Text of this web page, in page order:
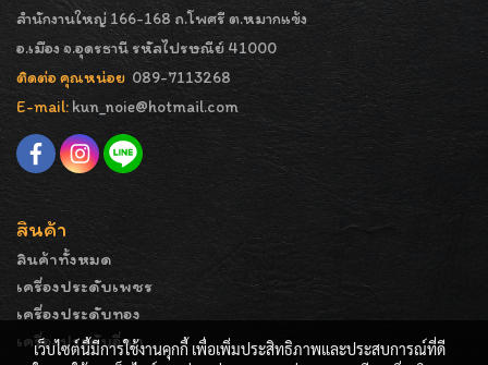
สำนักงานใหญ่ 166-168 ถ.โพศรี ต.หมากแข้ง
อ.เมือง จ.อุดรธานี รหัสไปรษณีย์ 41000
ติดต่อ คุณหน่อย 089-7113268
E-mail: kun_noie@hotmail.com
สินค้า
สินค้าทั้งหมด
เครื่องประดับเพชร
เครื่องประดับทอง
เครื่องประดับอื่นๆ
เว็บไซต์นี้มีการใช้งานคุกกี้ เพื่อเพิ่มประสิทธิภาพและประสบการณ์ที่ดี